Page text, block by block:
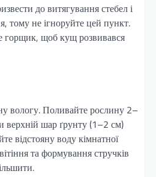
до витягування стебел і
тому не ігноруйте цей пункт.
горщик, щоб кущ розвивався
вологу. Поливайте рослину 2–
верхній шар ґрунту (1–2 см)
відстояну воду кімнатної
та формування стручків